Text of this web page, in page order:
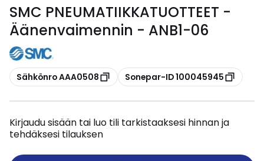
SMC PNEUMATIIKKATUOTTEET -
Äänenvaimennin - ANB1-06
Kopioi
Sähkönro AAA0508 Kopioi
Sonepar-ID 100045945
Kirjaudu sisään tai luo tili tarkistaaksesi hinnan ja
tehdäksesi tilauksen